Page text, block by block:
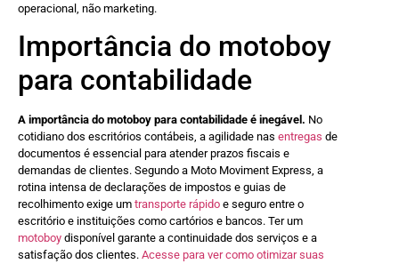
operacional, não marketing.
Importância do motoboy
para contabilidade
A importância do motoboy para contabilidade é inegável. No
cotidiano dos escritórios contábeis, a agilidade nas entregas de
documentos é essencial para atender prazos fiscais e
demandas de clientes. Segundo a Moto Moviment Express, a
rotina intensa de declarações de impostos e guias de
recolhimento exige um transporte rápido e seguro entre o
escritório e instituições como cartórios e bancos. Ter um
motoboy disponível garante a continuidade dos serviços e a
satisfação dos clientes. Acesse para ver como otimizar suas